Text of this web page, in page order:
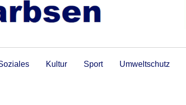
Kultur Sport Umweltschutz